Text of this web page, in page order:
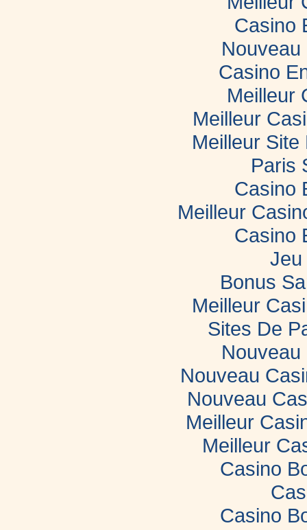
Casino
Casino
Meilleur
Meilleur
Meilleur
Paris
Casino
Meilleur
Casino
Jeu
Bonus
Meilleur
Sites De
Nouveau
Nouveau
Meilleur
Meilleur
Casino
Casino